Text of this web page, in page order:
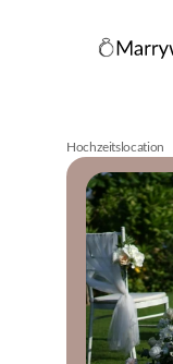
Hochzeitslocation